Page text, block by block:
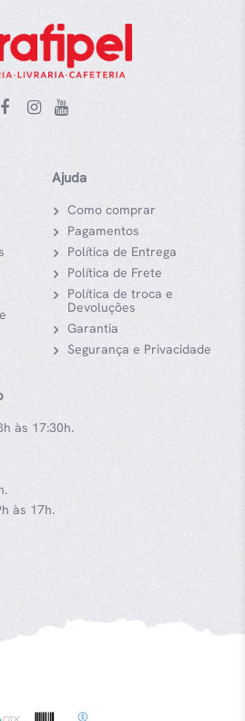
Ajuda
Como comprar
Pagamentos
Política de Entrega
Política de Frete
Política de troca e
Devoluções
Garantia
Segurança e Privacidade
às 17:30h.
às 17h.